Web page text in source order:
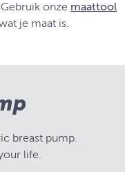
onze maattool
je maat is.
breast pump.
life.